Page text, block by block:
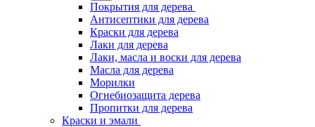
Покрытия для дерева
Антисептики для дерева
Краски для дерева
Лаки для дерева
Лаки, масла и воски для дерева
Масла для дерева
Морилки
Огнебиозащита дерева
Пропитки для дерева
Краски и эмали